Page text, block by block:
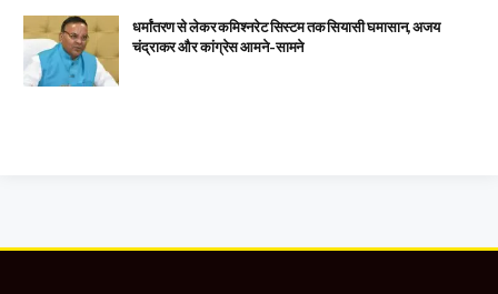
धर्मांतरण से लेकर कमिश्नरेट सिस्टम तक सियासी घमासान, अजय
चंद्राकर और कांग्रेस आमने-सामने